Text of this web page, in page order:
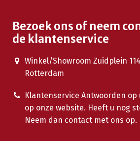
Bezoek ons of neem
de klantenservice
Winkel/Showroom Zuidplein
Rotterdam
Klantenservice Antwoorden op
op onze website. Heeft u nog
Neem dan contact met ons op.